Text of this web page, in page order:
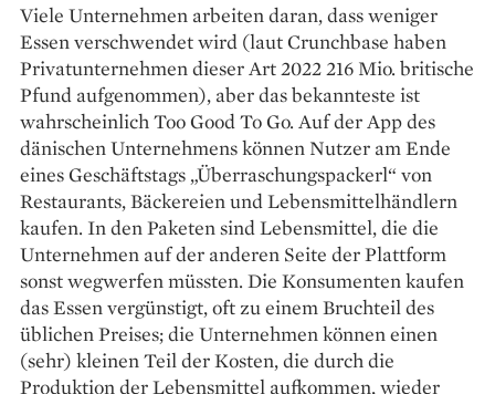
Viele Unternehmen arbeiten daran, dass ­weniger
Essen verschwendet wird (laut Crunchbase haben
Privatunternehmen dieser Art 2022 216 Mio. britische
Pfund aufgenommen), aber das bekannteste ist
wahrscheinlich Too Good To Go. Auf der App des
dänischen Unternehmens können Nutzer am Ende
eines Geschäftstags „Überraschungspackerl“ von
Restaurants, Bäckereien und Lebensmittelhändlern
kaufen. In den Paketen sind Lebensmittel, die die
Unternehmen auf der anderen Seite der Plattform
sonst ­wegwerfen müssten. Die Konsumenten kaufen
das Essen vergünstigt, oft zu einem Bruchteil des
üblichen Preises; die Unternehmen können einen
(sehr) kleinen Teil der Kosten, die durch die
Produktion der Lebensmittel aufkommen, wieder